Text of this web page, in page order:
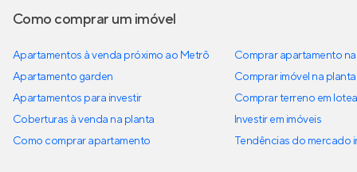
Como comprar um imóvel
Apartamentos à venda próximo ao Metrô
Apartamento garden
Apartamentos para investir
Coberturas à venda na planta
Como comprar apartamento
Comprar apartamento
Comprar imóvel na planta
Comprar terreno em
Investir em imóveis
Tendências do mercado